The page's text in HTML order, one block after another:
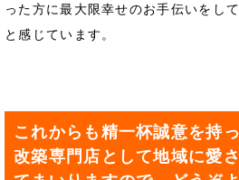
った方に最大限幸せのお手伝いをし
と感じています。
これからも精一杯誠意を持
改築専門店として地域に愛